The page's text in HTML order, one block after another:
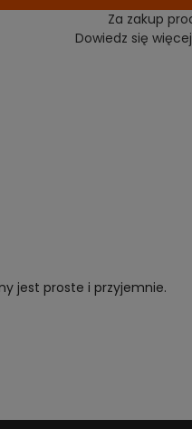
Za zakup
Dowiedz się
jest proste i przyjemnie.